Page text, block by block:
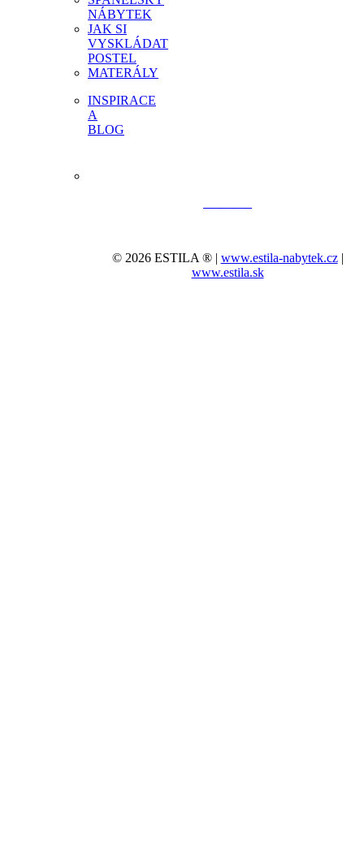
NÁBYTEK
JAK SI
VYSKLÁDAT
POSTEL
MATERÁLY
INSPIRACE
A
BLOG
© 2026 ESTILA ® | www.estila-nabytek.cz|
www.estila.sk